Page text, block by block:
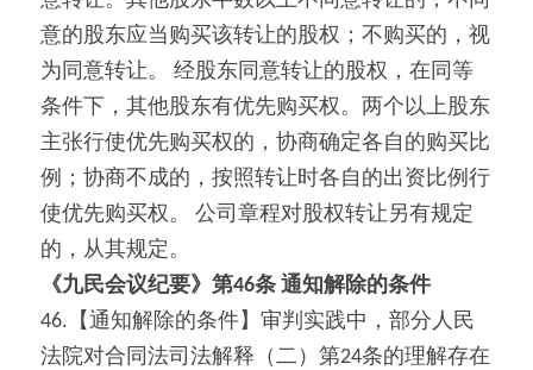
意的股东应当购买该转让的股权；不购买的，视
为同意转让。 经股东同意转让的股权，在同等
条件下，其他股东有优先购买权。两个以上股东
主张行使优先购买权的，协商确定各自的购买比
例；协商不成的，按照转让时各自的出资比例行
使优先购买权。 公司章程对股权转让另有规定
的，从其规定。
《九民会议纪要》第46条 通知解除的条件
46.【通知解除的条件】审判实践中，部分人民
法院对合同法司法解释（二）第24条的理解存在